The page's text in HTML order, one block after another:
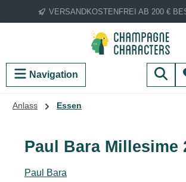
Zum Hauptinhalt springen
VERSANDKOSTENFREI AB 200 €
Navigation
Anlass Essen
Paul Bara Millesime
Paul Bara